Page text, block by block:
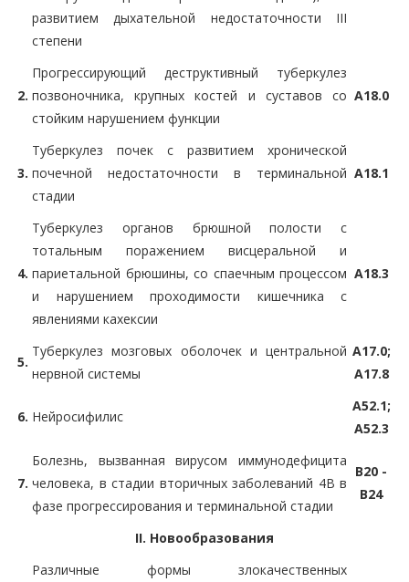
развитием дыхательной недостаточности III
степени
2.
Прогрессирующий деструктивный туберкулез
позвоночника, крупных костей и суставов со
стойким нарушением функции
A18.0
3.
Туберкулез почек с развитием хронической
почечной недостаточности в терминальной
стадии
A18.1
4.
Туберкулез органов брюшной полости с
тотальным поражением висцеральной и
париетальной брюшины, со спаечным процессом
и нарушением проходимости кишечника с
явлениями кахексии
A18.3
5.
Туберкулез мозговых оболочек и центральной
нервной системы
A17.0;
A17.8
6. Нейросифилис
A52.1;
A52.3
7.
Болезнь, вызванная вирусом иммунодефицита
человека, в стадии вторичных заболеваний 4B в
фазе прогрессирования и терминальной стадии
B20 -
B24
II. Новообразования
Различные формы злокачественных